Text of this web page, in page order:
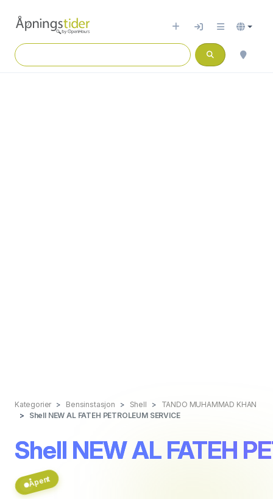
Kategorier Bensinstasjon Shell
TANDO MUHAMMAD KHAN
Shell NEW AL FATEH PETROLEUM SERVICE
Shell NEW AL FATEH
Åpent